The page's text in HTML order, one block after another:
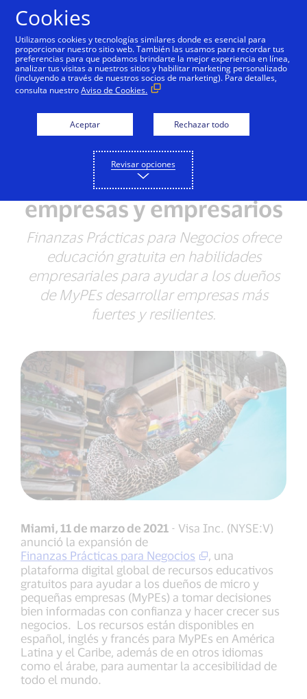
NOTAS DE PRENSA
Visa expande Finanzas
Prácticas para Negocios:
Recursos educativos
gratuitos para pequeñas
empresas y empresarios
Finanzas Prácticas para Negocios ofrece
educación gratuita en habilidades
empresariales para ayudar a los dueños
de MyPEs desarrollar empresas más
fuertes y resilientes.
Miami, 11 de marzo de 2021 - Visa Inc. (NYSE:V)
anunció la expansión de
Finanzas Prácticas para Negocios
, una
plataforma digital global de recursos educativos
gratuitos para ayudar a los dueños de micro y
pequeñas empresas (MyPEs) a tomar decisiones
bien informadas con confianza y hacer crecer sus
negocios. Los recursos están disponibles en
español, inglés y francés para MyPEs en América
Latina y el Caribe, además de en otros idiomas
como el árabe, para aumentar la accesibilidad de
todo el mundo.
Cookies
Utilizamos cookies y tecnologías similares donde es esencial para
proporcionar nuestro sitio web. También las usamos para recordar tus
preferencias para que podamos brindarte la mejor experiencia en línea,
analizar tus visitas a nuestros sitios y habilitar marketing personalizado
(incluyendo a través de nuestros socios de marketing). Para detalles,
consulta nuestroAviso de Cookies.
Aceptar Rechazar todo
Revisar opciones